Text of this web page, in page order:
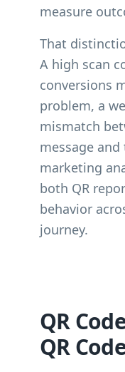
measure
That
A high scan
conversions
problem, a
mismatch
message
marketing
both QR
behavior
journey.
QR
QR